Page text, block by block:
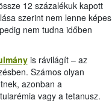
12 százalékuk kapott
szerint nem lenne képes
nem tudna időben
is rávilágít – az
Számos olyan
azonban a
vagy a tetanusz.